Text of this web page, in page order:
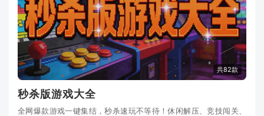
共82款
秒杀版游戏大全
全网爆款游戏一键集结，秒杀速玩不等待！休闲解压、竞技闯关、